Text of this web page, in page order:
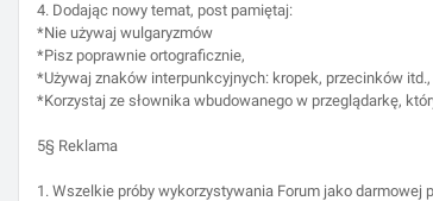
4. Dodając nowy temat, post pamiętaj:
*Nie używaj wulgaryzmów
*Pisz poprawnie ortograficznie,
*Używaj znaków interpunkcyjnych: kropek, przecinków itd.,
*Korzystaj ze słownika wbudowanego w przeglądarkę,
5§ Reklama
1. Wszelkie próby wykorzystywania Forum jako